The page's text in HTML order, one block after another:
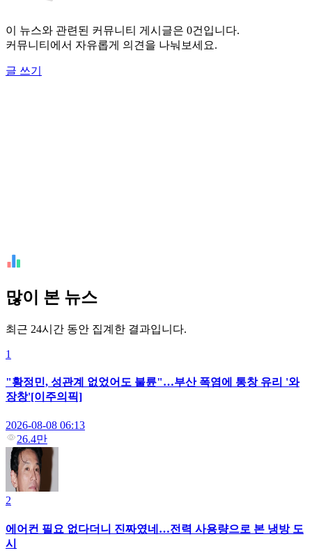
이 뉴스와 관련된 커뮤니티 게시글은 0건입니다.
커뮤니티에서 자유롭게 의견을 나눠보세요.
글 쓰기
많이 본 뉴스
최근 24시간 동안 집계한 결과입니다.
1
"황정민, 성관계 없었어도 불륜"…부산 폭염에 통창 유리 '와
장창'[이주의픽]
2026-08-08 06:13
26.4만
2
에어컨 필요 없다더니 진짜였네…전력 사용량으로 본 냉방 도
시